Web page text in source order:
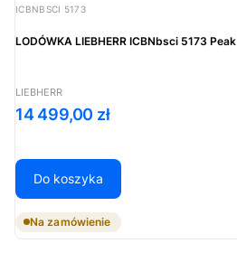
Kod produktu
ICBNBSCI 5173
LODÓWKA LIEBHERR ICBNbsci 5173 Peak
PRODUCENT
LIEBHERR
Cena
14 499,00 zł
Do koszyka
Na zamówienie